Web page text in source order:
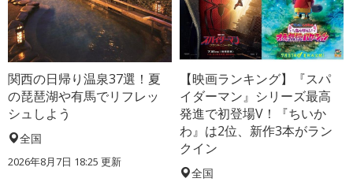
関西の日帰り温泉37選！夏
の琵琶湖や有馬でリフレッ
シュしよう
全国
2026年8月7日 18:25 更新
【映画ランキング】『スパ
イダーマン』シリーズ最高
発進で初登場V！『ちいか
わ』は2位、新作3本がラン
クイン
全国